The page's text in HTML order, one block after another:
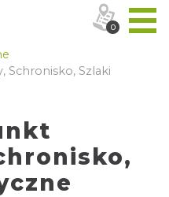
Schronisko, Szlaki
0